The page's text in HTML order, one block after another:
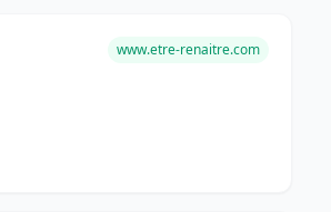
www.etre-renaitre.com